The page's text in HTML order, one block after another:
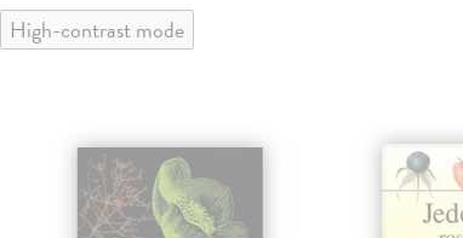
High-contrast mode